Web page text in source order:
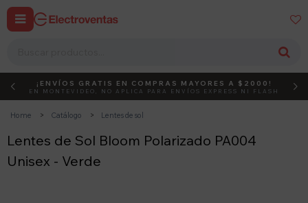
 
DEBUT ACTIVÁ EL CÓDIGO
¡ENVÍOS GRATIS EN COMPRAS MAYORES A $2000!
EN MONTEVIDEO, NO APLICA PARA ENVÍOS EXPRESS NI FLASH
Home Catálogo Lentes de sol
Lentes de Sol Bloom Polarizado PA004
Unisex - Verde